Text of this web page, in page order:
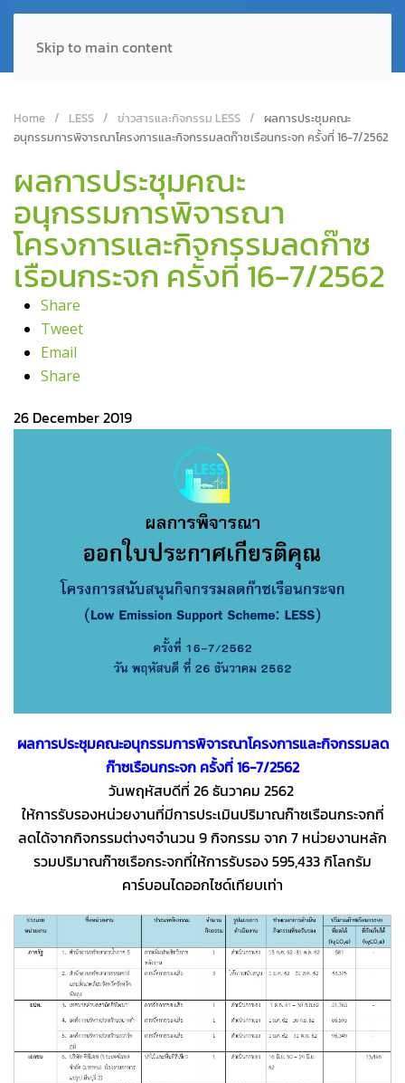
Skip to main content
Home LESS ข่าวสารและกิจกรรม LESS
ผลการประชุมคณะ
อนุกรรมการพิจารณาโครงการและกิจกรรมลดก๊าซเรือนกระจก ครั้งที่ 16-7/2562
ผลการประชุมคณะ
อนุกรรมการพิจารณา
โครงการและกิจกรรมลดก๊าซ
เรือนกระจก ครั้งที่ 16-7/2562
Share
Tweet
Email
Share
26 December 2019
ผลการประชุมคณะอนุกรรมการพิจารณาโครงการและกิจกรรมลด
ก๊าซเรือนกระจก ครั้งที่ 16-7/2562
วันพฤหัสบดีที่ 26 ธันวาคม 2562
ให้การรับรองหน่วยงานที่มีการประเมินปริมาณก๊าซเรือนกระจกที่
ลดได้จากกิจกรรมต่างๆจำนวน 9 กิจกรรม จาก 7 หน่วยงานหลัก
รวมปริมาณก๊าซเรือกระจกที่ให้การรับรอง 595,433 กิโลกรัม
คาร์บอนไดออกไซด์เทียบเท่า